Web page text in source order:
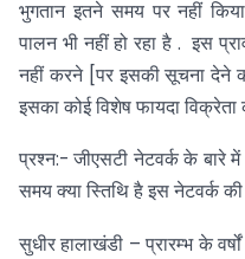
भुगतान इतने समय पर नहीं
पालन भी नहीं हो रहा है . इस
नहीं करने [पर इसकी सूचना देने
इसका कोई विशेष फायदा विक्रेता
प्रश्न:- जीएसटी नेटवर्क के
समय क्या स्तिथि है इस नेटवर्क की
सुधीर हालाखंडी – प्रारम्भ के